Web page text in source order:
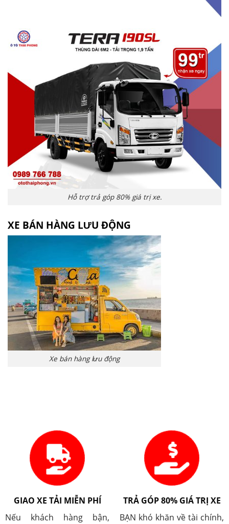
Hỗ trợ trả góp 80% giá trị xe.
XE BÁN HÀNG LƯU ĐỘNG
Xe bán hàng lưu động
GIAO XE TẢI MIỄN PHÍ
Nếu khách hàng bận,
TRẢ GÓP 80% GIÁ TRỊ XE
BẠN khó khăn về tài chính,